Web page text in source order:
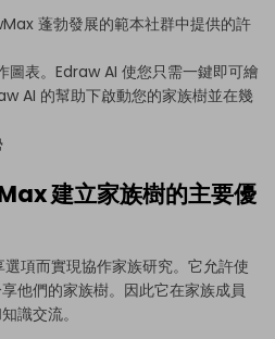
蓬勃發展的範本社群中提供的許
圖表。Edraw AI 使您只需一鍵即可繪
AI 的幫助下啟動您的家族樹並在幾
建立家族樹的主要優
項而實現協作家族研究。它允許使
他們的家族樹。因此它在家族成員
識交流。